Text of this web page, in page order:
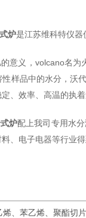
炉是江苏维科特仪器
意义，volcano名
样品中的水分，沃
、效率、高温的执
炉配上我司专用水
、电子电器等行业
烯、苯乙烯、聚酯切